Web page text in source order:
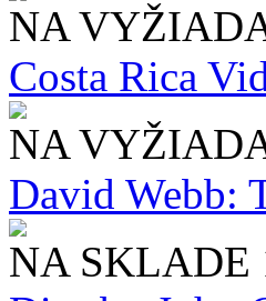
NA
Costa Rica
NA
David Webb:
NA SKLADE